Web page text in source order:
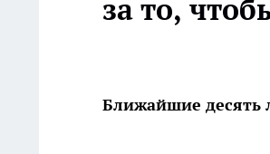
за то,
Ближайшие десять